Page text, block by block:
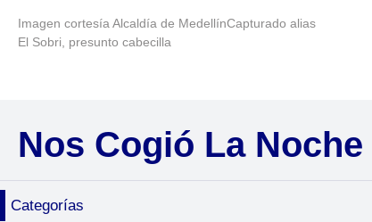
Imagen cortesía Alcaldía de MedellínCapturado alias
El Sobri, presunto cabecilla
Nos Cogió La Noche
Categorías